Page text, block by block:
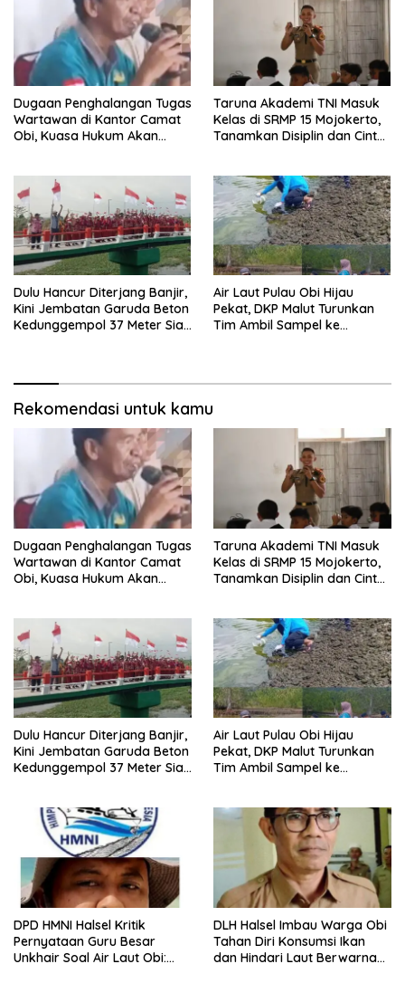
Dugaan Penghalangan Tugas
Wartawan di Kantor Camat
Obi, Kuasa Hukum Akan
Taruna Akademi TNI Masuk
Kelas di SRMP 15 Mojokerto,
Tanamkan Disiplin dan Cinta
Dulu Hancur Diterjang Banjir,
Kini Jembatan Garuda Beton
Kedunggempol 37 Meter Siap
Air Laut Pulau Obi Hijau
Pekat, DKP Malut Turunkan
Tim Ambil Sampel ke
Rekomendasi untuk kamu
Dugaan Penghalangan Tugas
Wartawan di Kantor Camat
Obi, Kuasa Hukum Akan
Taruna Akademi TNI Masuk
Kelas di SRMP 15 Mojokerto,
Tanamkan Disiplin dan Cinta
Dulu Hancur Diterjang Banjir,
Kini Jembatan Garuda Beton
Kedunggempol 37 Meter Siap
Air Laut Pulau Obi Hijau
Pekat, DKP Malut Turunkan
Tim Ambil Sampel ke
DPD HMNI Halsel Kritik
Pernyataan Guru Besar
Unkhair Soal Air Laut Obi:
DLH Halsel Imbau Warga Obi
Tahan Diri Konsumsi Ikan
dan Hindari Laut Berwarna